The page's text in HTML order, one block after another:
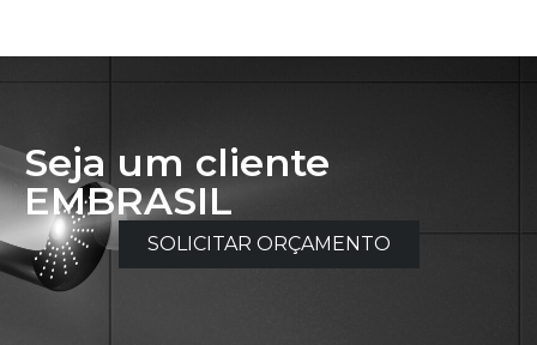
Seja um cliente
EMBRASIL
SOLICITAR ORÇAMENTO